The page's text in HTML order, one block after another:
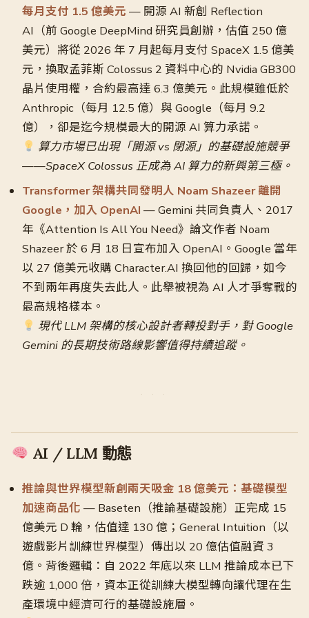
每月支付 1.5 億美元 — 開源 AI 新創 Reflection
AI（前 Google DeepMind 研究員創辦，估值 250 億
美元）將從 2026 年 7 月起每月支付 SpaceX 1.5 億美
元，換取孟菲斯 Colossus 2 資料中心的 Nvidia GB300
晶片使用權，合約最高達 6.3 億美元。此規模雖低於
Anthropic（每月 12.5 億）與 Google（每月 9.2
億），卻是迄今規模最大的開源 AI 算力承諾。
算力市場已出現「開源 vs 閉源」的基礎設施競爭
——SpaceX Colossus 正成為 AI 算力的新興第三極。
Transformer 架構共同發明人 Noam Shazeer 離開
Google，加入 OpenAI — Gemini 共同負責人、2017
年《Attention Is All You Need》論文作者 Noam
Shazeer 於 6 月 18 日宣布加入 OpenAI。Google 當年
以 27 億美元收購 Character.AI 換回他的回歸，如今
不到兩年再度失去此人。此舉被視為 AI 人才爭奪戰的
最高規格樣本。
現代 LLM 架構的核心設計者轉投對手，對 Google
Gemini 的長期技術路線影響值得持續追蹤。
AI / LLM 動態
推論與世界模型新創兩天吸金 18 億美元：基礎模型
加速商品化 — Baseten（推論基礎設施）正完成 15
億美元 D 輪，估值達 130 億；General Intuition（以
遊戲影片訓練世界模型）傳出以 20 億估值融資 3
億。背後邏輯：自 2022 年底以來 LLM 推論成本已下
跌逾 1,000 倍，資本正從訓練大模型轉向讓代理在生
產環境中經濟可行的基礎設施層。